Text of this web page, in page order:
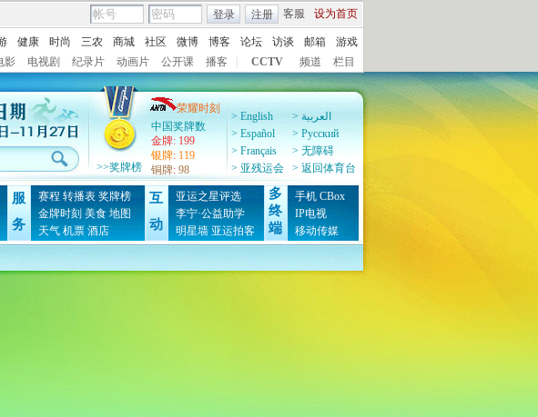
客服 设为首页
登录 注册
健康 时尚 三农 商城 社区 微博 博客 论坛 访谈 邮箱
游戏
影 电视剧 纪录片 动画片 公开课 播客 CCTV 频道 栏目
> English
> العربية
> Español
> Pусский
> Français
> 无障碍
> 亚残运会
> 返回体育台
>>奖牌榜
荣耀时刻
中国奖牌数
金牌: 199
银牌: 119
铜牌: 98
服
务
赛程 转播表 奖牌榜
金牌时刻 美食 地图
天气 机票 酒店
互
动
亚运之星评选
李宁·公益助学
明星墙 亚运拍客
多
终
端
手机 CBox
IP电视
移动传媒